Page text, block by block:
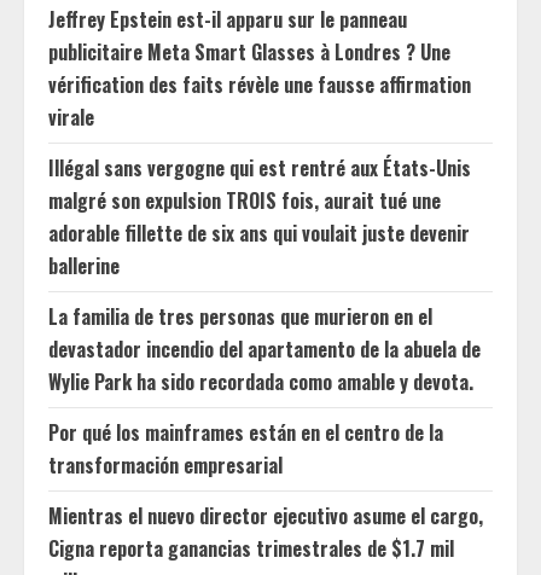
Jeffrey Epstein est-il apparu sur le panneau
publicitaire Meta Smart Glasses à Londres ? Une
vérification des faits révèle une fausse affirmation
virale
Illégal sans vergogne qui est rentré aux États-Unis
malgré son expulsion TROIS fois, aurait tué une
adorable fillette de six ans qui voulait juste devenir
ballerine
La familia de tres personas que murieron en el
devastador incendio del apartamento de la abuela de
Wylie Park ha sido recordada como amable y devota.
Por qué los mainframes están en el centro de la
transformación empresarial
Mientras el nuevo director ejecutivo asume el cargo,
Cigna reporta ganancias trimestrales de $1.7 mil